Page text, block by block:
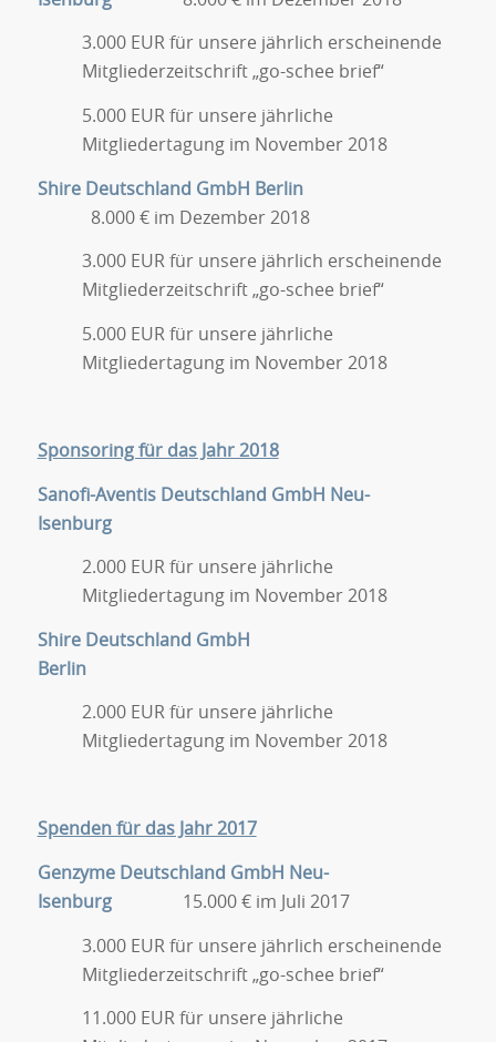
3.000 EUR für unsere jährlich erscheinende
Mitgliederzeitschrift „go-schee brief“
5.000 EUR für unsere jährliche
Mitgliedertagung im November 2018
Shire Deutschland GmbH Berlin
8.000 € im Dezember 2018
3.000 EUR für unsere jährlich erscheinende
Mitgliederzeitschrift „go-schee brief“
5.000 EUR für unsere jährliche
Mitgliedertagung im November 2018
Sponsoring für das Jahr 2018
Sanofi-Aventis Deutschland GmbH Neu-
Isenburg
2.000 EUR für unsere jährliche
Mitgliedertagung im November 2018
Shire Deutschland GmbH
Berlin
2.000 EUR für unsere jährliche
Mitgliedertagung im November 2018
Spenden für das Jahr 2017
Genzyme Deutschland GmbH Neu-
Isenburg
15.000 € im Juli 2017
3.000 EUR für unsere jährlich erscheinende
Mitgliederzeitschrift „go-schee brief“
11.000 EUR für unsere jährliche